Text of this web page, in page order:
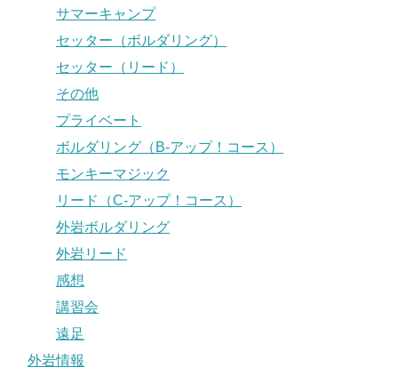
サマーキャンプ
セッター（ボルダリング）
セッター（リード）
その他
プライベート
ボルダリング（B-アップ！コース）
モンキーマジック
リード（C-アップ！コース）
外岩ボルダリング
外岩リード
感想
講習会
遠足
外岩情報